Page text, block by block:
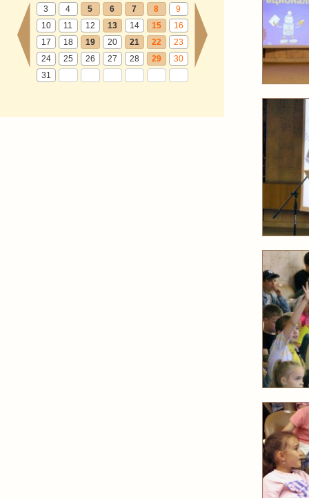
3
4 5 6 7 8
9
10
11 12 13 14 15
16
17
18 19 20 21 22
23
24
25 26 27 28 29
30
31